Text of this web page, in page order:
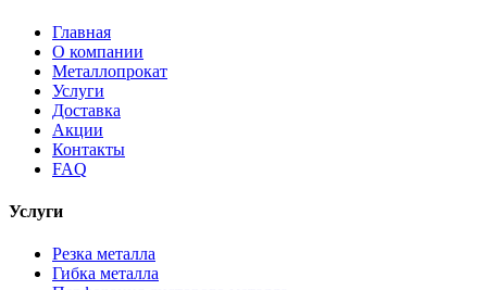
Главная
О компании
Металлопрокат
Услуги
Доставка
Акции
Контакты
FAQ
Услуги
Резка металла
Гибка металла